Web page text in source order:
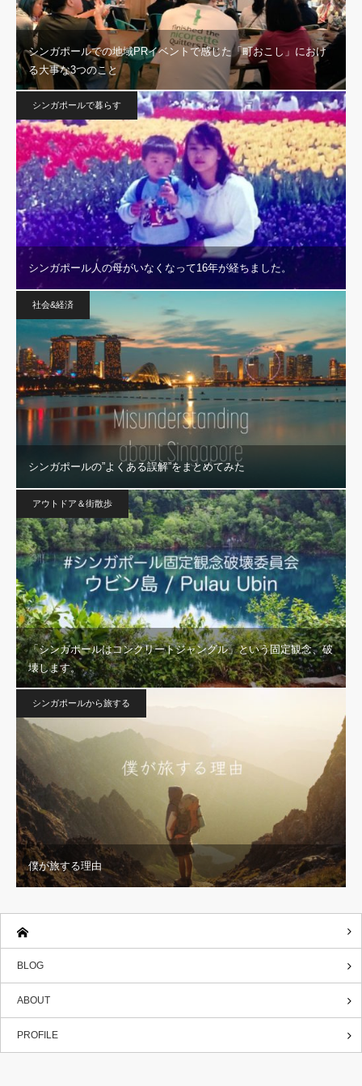
シンガポールでの地域PRイベントで感じた「町おこし」におけ
る大事な3つのこと
シンガポールで暮らす
シンガポール人の母がいなくなって16年が経ちました。
社会&経済
シンガポールの”よくある誤解”をまとめてみた
アウトドア＆街散歩
「シンガポールはコンクリートジャングル」という固定観念、破
壊します。
シンガポールから旅する
僕が旅する理由
BLOG
ABOUT
PROFILE